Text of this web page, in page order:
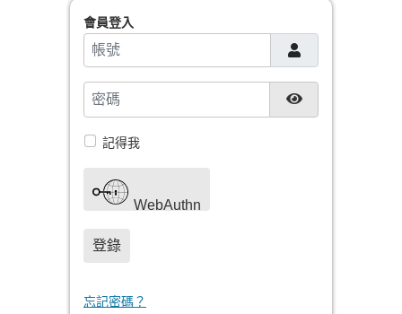
會員登入
帳號
密碼 顯示密碼
記得我
WebAuthn
登錄
忘記密碼？